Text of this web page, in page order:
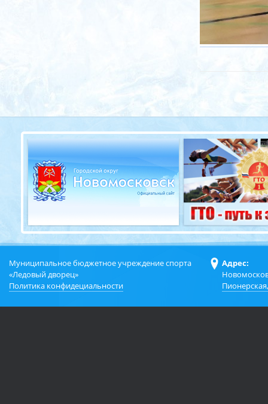
Муниципальное бюджетное учреждение спорта
«Ледовый дворец»
Политика конфидециальности
Адрес: